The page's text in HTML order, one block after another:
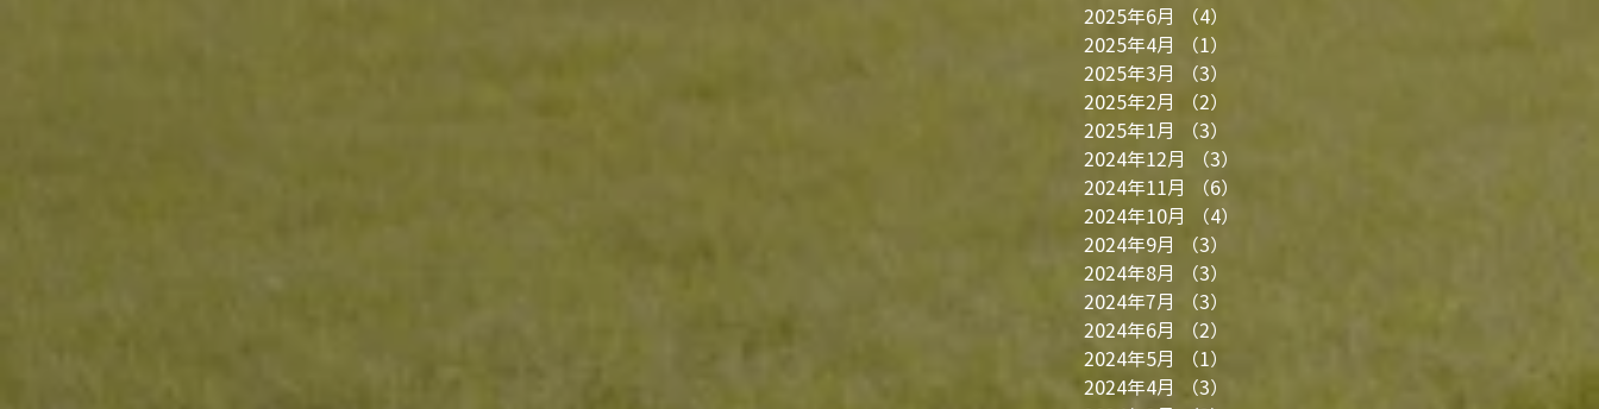
2025年6月
（4）
2025年4月
（1）
2025年3月
（3）
2025年2月
（2）
2025年1月
（3）
2024年12月
（3）
2024年11月
（6）
2024年10月
（4）
2024年9月
（3）
2024年8月
（3）
2024年7月
（3）
2024年6月
（2）
2024年5月
（1）
2024年4月
（3）